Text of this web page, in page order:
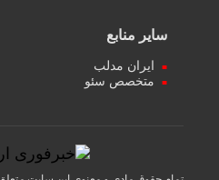
سایر منابع
ایران مدلب
متخصص سئو